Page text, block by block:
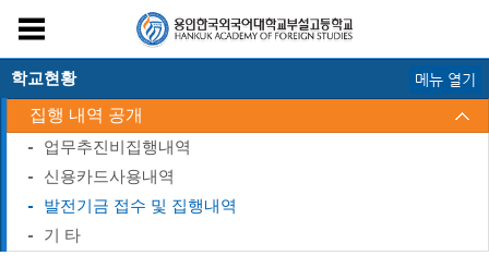
학교현황
집행 내역 공개
업무추진비집행내역
신용카드사용내역
발전기금 접수 및 집행내역
기 타
메뉴 열기